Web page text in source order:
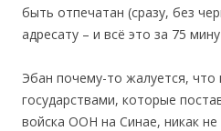
быть отпечатан (сразу, без
адресату – и всё это за 75
Эбан почему-то жалуется, что
государствами, которые
войска ООН на Синае, никак не